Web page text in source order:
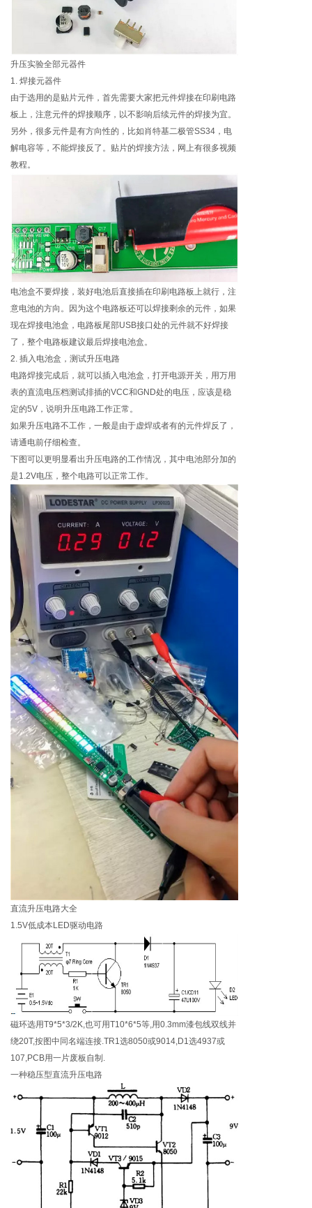
升压实验全部元器件
1. 焊接元器件
由于选用的是贴片元件，首先需要大家把元件焊接在印刷电路
板上，注意元件的焊接顺序，以不影响后续元件的焊接为宜。
另外，很多元件是有方向性的，比如肖特基二极管SS34，电
解电容等，不能焊接反了。贴片的焊接方法，网上有很多视频
教程。
电池盒不要焊接，装好电池后直接插在印刷电路板上就行，注
意电池的方向。因为这个电路板还可以焊接剩余的元件，如果
现在焊接电池盒，电路板尾部USB接口处的元件就不好焊接
了，整个电路板建议最后焊接电池盒。
2. 插入电池盒，测试升压电路
电路焊接完成后，就可以插入电池盒，打开电源开关，用万用
表的直流电压档测试排插的VCC和GND处的电压，应该是稳
定的5V，说明升压电路工作正常。
如果升压电路不工作，一般是由于虚焊或者有的元件焊反了，
请通电前仔细检查。
下图可以更明显看出升压电路的工作情况，其中电池部分加的
是1.2V电压，整个电路可以正常工作。
直流升压电路大全
1.5V低成本LED驱动电路
磁环选用T9*5*3/2K,也可用T10*6*5等,用0.3mm漆包线双线并
绕20T,按图中同名端连接.TR1选8050或9014,D1选4937或
107,PCB用一片废板自制.
一种稳压型直流升压电路